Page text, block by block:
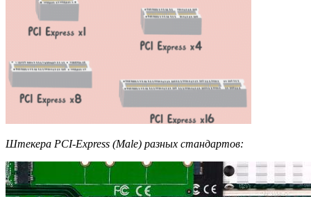
Штекера PCI-Express (Male) разных стандартов: